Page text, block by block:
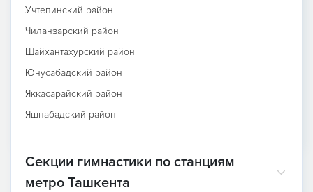
Учтепинский район
Чиланзарский район
Шайхантахурский район
Юнусабадский район
Яккасарайский район
Яшнабадский район
Секции гимнастики по станциям
метро Ташкента